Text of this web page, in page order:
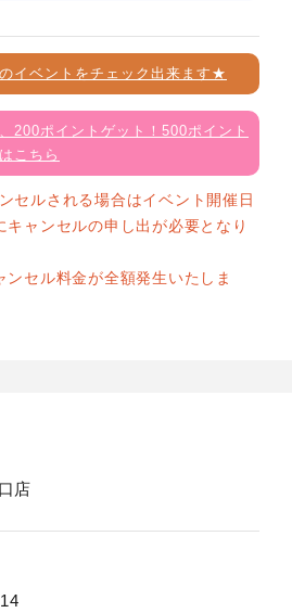
イベントをチェック出来ます★
200ポイントゲット！500ポイント
こちら
セルされる場合はイベント開催日
キャンセルの申し出が必要となり
ンセル料金が全額発生いたしま
店